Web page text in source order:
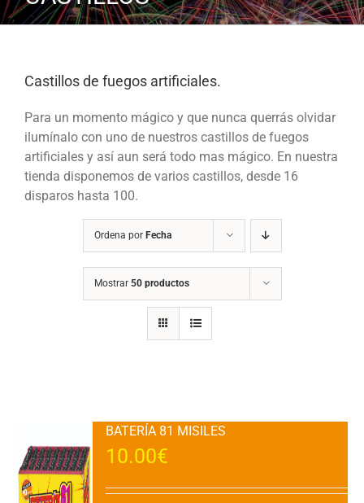
Castillos de fuegos artificiales.
Para un momento mágico y que nunca querrás olvidar
ilumínalo con uno de nuestros castillos de fuegos
artificiales y así aun será todo mas mágico. En nuestra
tienda disponemos de varios castillos, desde 16
disparos hasta 100.
Ordena por Fecha
Mostrar 50 productos
BATERÍA 81 MISILES
10.00€